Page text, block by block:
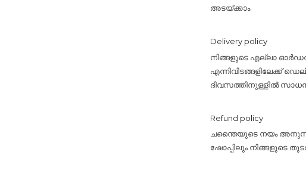
അടയ്ക്കാം.
Delivery policy
നിങ്ങളുടെ എല്ലാ
എന്നിവിടങ്ങളിലേക്ക്
ദിവസത്തിനുള്ളിൽ
Refund policy
ചന്തൈയുടെ നയം
ഷോപ്പിലും നിങ്ങളുടെ